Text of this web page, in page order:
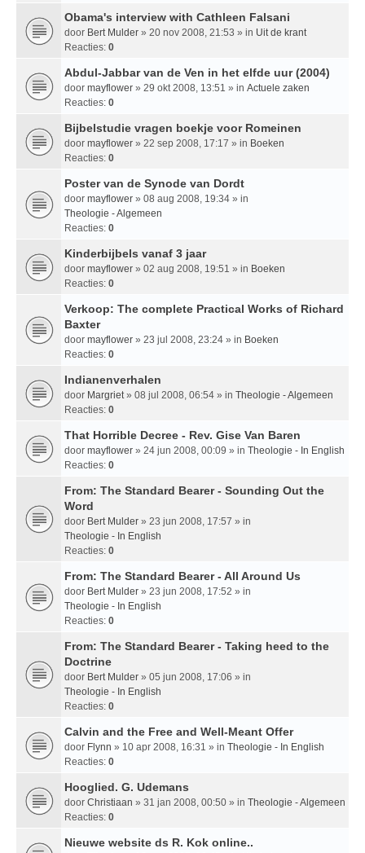
Obama's interview with Cathleen Falsani
door Bert Mulder » 20 nov 2008, 21:53 » in Uit de krant
Reacties: 0
Abdul-Jabbar van de Ven in het elfde uur (2004)
door mayflower » 29 okt 2008, 13:51 » in Actuele zaken
Reacties: 0
Bijbelstudie vragen boekje voor Romeinen
door mayflower » 22 sep 2008, 17:17 » in Boeken
Reacties: 0
Poster van de Synode van Dordt
door mayflower » 08 aug 2008, 19:34 » in
Theologie - Algemeen
Reacties: 0
Kinderbijbels vanaf 3 jaar
door mayflower » 02 aug 2008, 19:51 » in Boeken
Reacties: 0
Verkoop: The complete Practical Works of Richard
Baxter
door mayflower » 23 jul 2008, 23:24 » in Boeken
Reacties: 0
Indianenverhalen
door Margriet » 08 jul 2008, 06:54 » in Theologie - Algemeen
Reacties: 0
That Horrible Decree - Rev. Gise Van Baren
door mayflower » 24 jun 2008, 00:09 » in Theologie - In English
Reacties: 0
From: The Standard Bearer - Sounding Out the
Word
door Bert Mulder » 23 jun 2008, 17:57 » in
Theologie - In English
Reacties: 0
From: The Standard Bearer - All Around Us
door Bert Mulder » 23 jun 2008, 17:52 » in
Theologie - In English
Reacties: 0
From: The Standard Bearer - Taking heed to the
Doctrine
door Bert Mulder » 05 jun 2008, 17:06 » in
Theologie - In English
Reacties: 0
Calvin and the Free and Well-Meant Offer
door Flynn » 10 apr 2008, 16:31 » in Theologie - In English
Reacties: 0
Hooglied. G. Udemans
door Christiaan » 31 jan 2008, 00:50 » in Theologie - Algemeen
Reacties: 0
Nieuwe website ds R. Kok online..